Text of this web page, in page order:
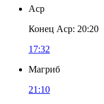
Аср
Конец Аср: 20:20
17:32
Магриб
21:10